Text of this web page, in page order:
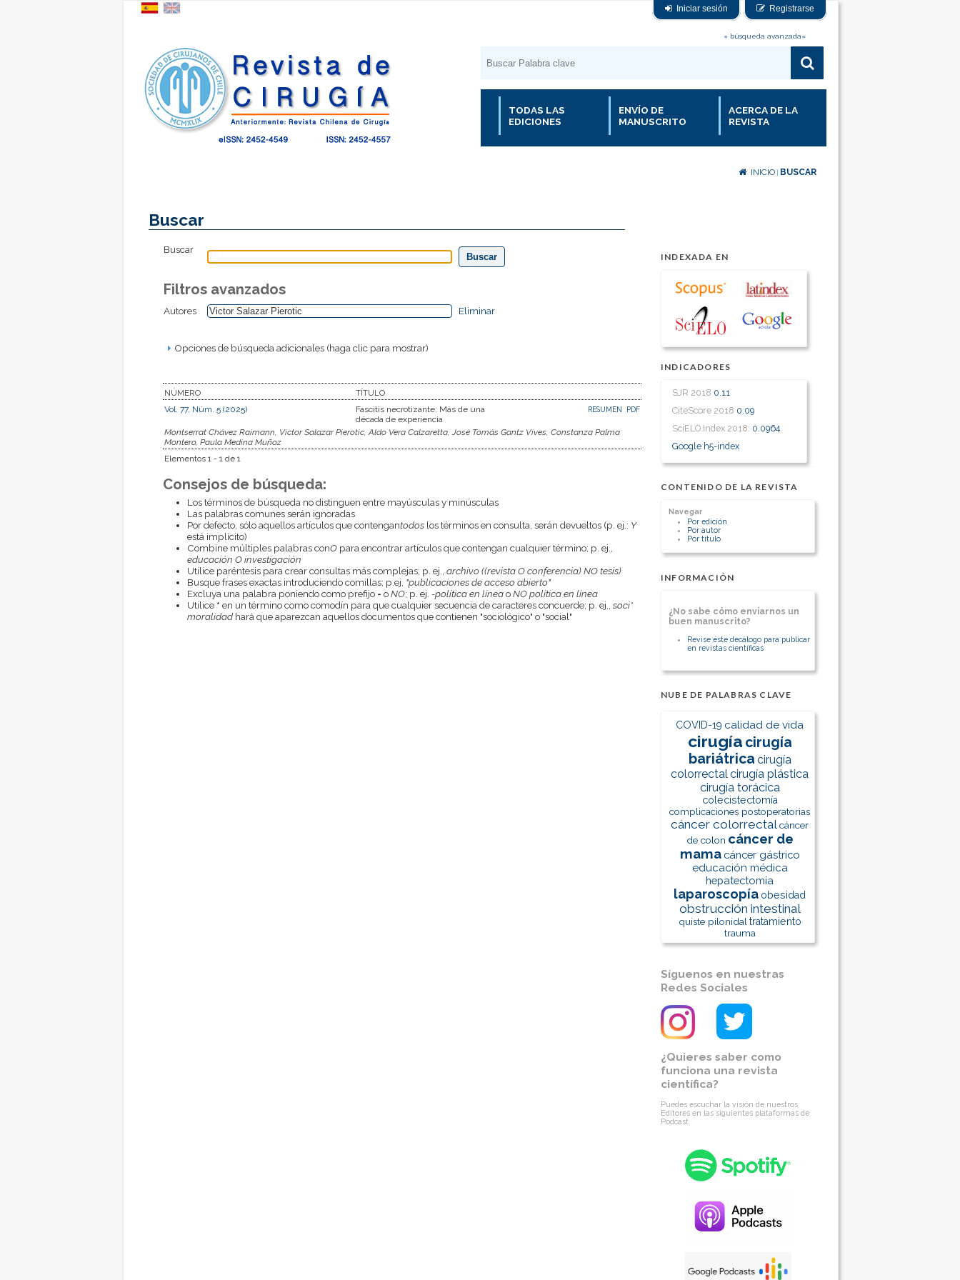
Iniciar sesión Registrarse
» búsqueda avanzada«
TODAS LAS
EDICIONES
ENVÍO DE
MANUSCRITO
ACERCA DE LA
REVISTA
INICIO BUSCAR
INDEXADA EN
INDICADORES
SJR 2018 0.11
CiteScore 2018 0.09
SciELO Index 2018: 0.0964
Google h5-index
CONTENIDO DE LA REVISTA
Navegar
Por edición
Por autor
Por título
INFORMACIÓN
¿No sabe cómo enviarnos un
buen manuscrito?
Revise éste decálogo para publicar
en revistas científicas
NUBE DE PALABRAS CLAVE
COVID-19 calidad de vida
cirugía cirugía
bariátrica cirugía
colorrectalcirugía plástica
cirugía torácica
colecistectomía
complicaciones postoperatorias
cáncer colorrectalcáncer
de colon cáncer de
mama cáncer gástrico
educación médica
hepatectomía
laparoscopía obesidad
obstrucción intestinal
quiste pilonidal tratamiento
trauma
Síguenos en nuestras
Redes Sociales
¿Quieres saber como
funciona una revista
científica?
Puedes escuchar la visión de nuestros
Editores en las siguientes plataformas de
Podcast
Buscar
Buscar
Filtros avanzados
Autores Eliminar
Opciones de búsqueda adicionales (haga clic para mostrar)
NÚMERO
TÍTULO
Vol. 77, Núm. 5 (2025)
Fascitis necrotizante: Más de una
década de experiencia
RESUMEN PDF
Montserrat Chávez Raimann, Victor Salazar Pierotic, Aldo Vera Calzaretta, José Tomás Gantz Vives, Constanza Palma
Montero, Paula Medina Muñoz
Elementos 1 - 1 de 1
Consejos de búsqueda:
Los términos de búsqueda no distinguen entre mayúsculas y minúsculas
Las palabras comunes serán ignoradas
Por defecto, sólo aquellos artículos que contengantodoslos términos en consulta, serán devueltos (p. ej.: Y
está implícito)
Combine múltiples palabras conOpara encontrar artículos que contengan cualquier término; p. ej.,
educación O investigación
Utilice paréntesis para crear consultas más complejas; p. ej., archivo ((revista O conferencia) NO tesis)
Busque frases exactas introduciendo comillas; p.ej, "publicaciones de acceso abierto"
Excluya una palabra poniendo como prefijo - oNO; p. ej. -política en líneaoNO política en línea
Utilice * en un término como comodín para que cualquier secuencia de caracteres concuerde; p. ej., soci*
moralidadhará que aparezcan aquellos documentos que contienen "sociológico" o "social"